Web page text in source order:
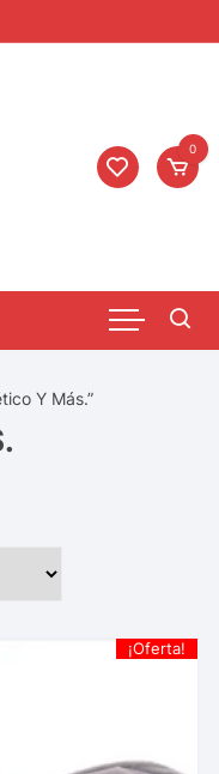
0
Y Más.”
¡Oferta!